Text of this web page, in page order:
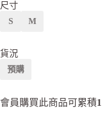
尺寸
S M
貨況
預購
會員購買此商品可累積1